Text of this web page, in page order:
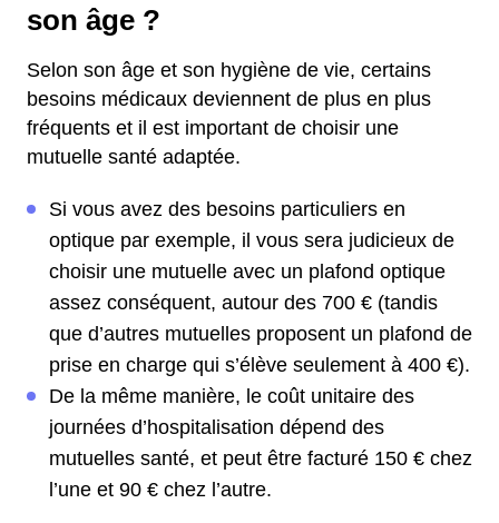
son âge ?
Selon son âge et son hygiène de vie, certains
besoins médicaux deviennent de plus en plus
fréquents et il est important de choisir une
mutuelle santé adaptée.
Si vous avez des besoins particuliers en
optique par exemple, il vous sera judicieux de
choisir une mutuelle avec un plafond optique
assez conséquent, autour des 700 € (tandis
que d’autres mutuelles proposent un plafond de
prise en charge qui s’élève seulement à 400 €).
De la même manière, le coût unitaire des
journées d’hospitalisation dépend des
mutuelles santé, et peut être facturé 150 € chez
l’une et 90 € chez l’autre.